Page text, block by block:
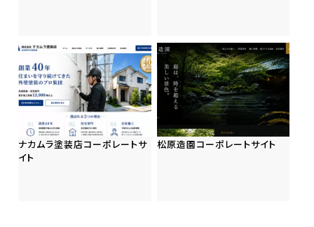
ナカムラ塗装店コーポレートサ
イト
松原造園コーポレートサイト